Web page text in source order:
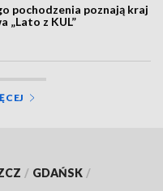
pochodzenia poznają kraj
„Lato z KUL”
/ GDAŃSK /